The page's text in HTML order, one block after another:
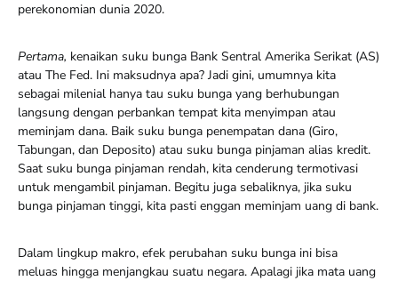
perekonomian dunia 2020.
Pertama, kenaikan suku bunga Bank Sen­tral Amerika Serikat (AS)
atau The Fed. Ini maksudnya apa? Jadi gini, umumnya kita
sebagai milenial hanya tau suku bunga yang berhubungan
langsung dengan perbankan tempat kita menyimpan atau
meminjam dana. Baik suku bunga penempatan dana (Giro,
Tabungan, dan Deposito) atau suku bunga pinjaman alias kredit.
Saat suku bunga pinjaman rendah, kita cenderung termotivasi
untuk mengambil pinjaman. Begitu juga sebaliknya, jika suku
bunga pinjaman tinggi, kita pasti enggan meminjam uang di bank.
Dalam lingkup makro, efek perubahan suku bunga ini bisa
meluas hingga menjangkau suatu negara. Apalagi jika mata uang